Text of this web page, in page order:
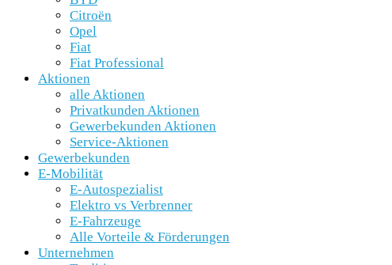
Citroën
Opel
Fiat
Fiat Professional
Aktionen
alle Aktionen
Privatkunden Aktionen
Gewerbekunden Aktionen
Service-Aktionen
Gewerbekunden
E-Mobilität
E-Autospezialist
Elektro vs Verbrenner
E-Fahrzeuge
Alle Vorteile & Förderungen
Unternehmen